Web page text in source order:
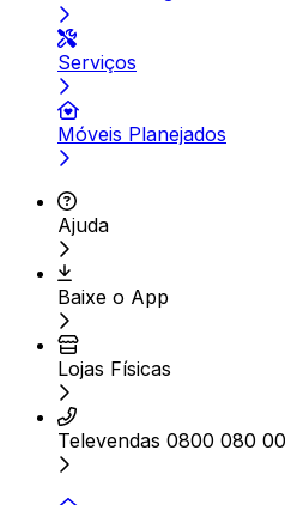
Serviços
Móveis Planejados
Ajuda
Baixe o App
Lojas Físicas
Televendas 0800 080